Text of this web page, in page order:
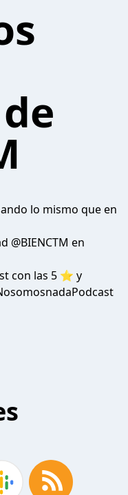
lo mismo que en
@BIENCTM en
con las 5 ⭐️ y